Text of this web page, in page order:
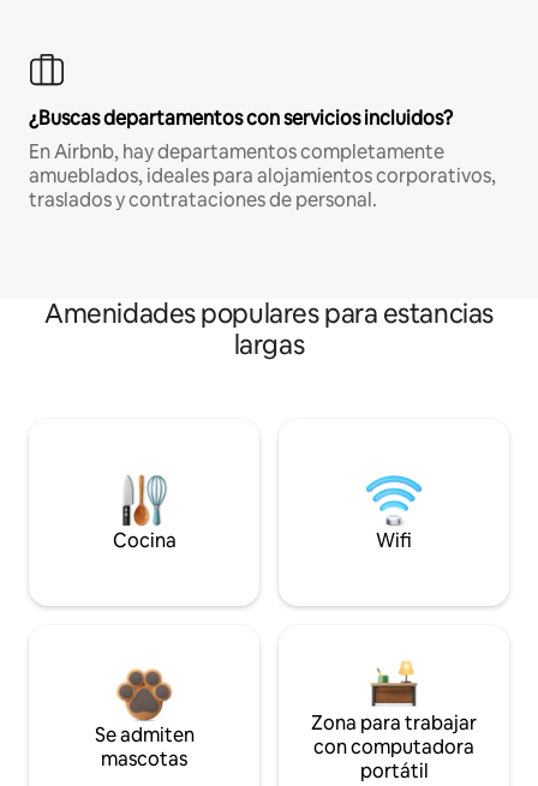
¿Buscas departamentos con servicios incluidos?
En Airbnb, hay departamentos completamente
amueblados, ideales para alojamientos corporativos,
traslados y contrataciones de personal.
Amenidades populares para estancias
largas
Cocina Wifi
Se admiten
mascotas
Zona para trabajar
con computadora
portátil